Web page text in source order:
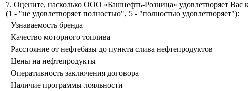
7. Оцените, насколько ООО «Башнефть-Розница» удовлетворяет Вас
(1 - "не удовлетворяет полностью", 5 - "полностью удовлетворяет"):
Узнаваемость бренда
Качество моторного топлива
Расстояние от нефтебазы до пункта слива нефтепродуктов
Цены на нефтепродукты
Оперативность заключения договора
Наличие программы лояльности